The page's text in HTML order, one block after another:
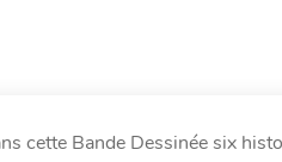
cette Bande Dessinée six